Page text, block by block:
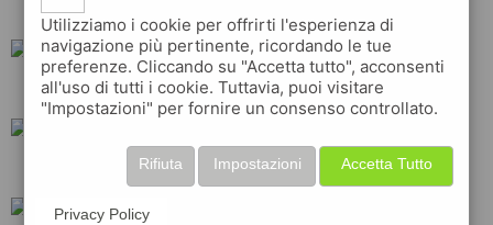
total
eni api tamoil
ip esso
Utilizziamo i cookie per offrirti l'esperienza di
navigazione più pertinente, ricordando le tue
preferenze. Cliccando su "Accetta tutto", acconsenti
all'uso di tutti i cookie. Tuttavia, puoi visitare
"Impostazioni" per fornire un consenso controllato.
Accetta Tutto
Impostazioni
Rifiuta
Privacy Policy